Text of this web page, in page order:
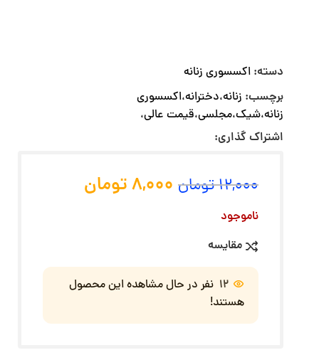
دسته: اکسسوری زنانه
برچسب: زنانه،دخترانه،اکسسوری
زنانه،شیک،مجلسی،قیمت عالی،
اشتراک گذاری:
12,000تومان 8,000تومان
ناموجود
مقایسه
12 نفر در حال مشاهده این محصول
هستند!